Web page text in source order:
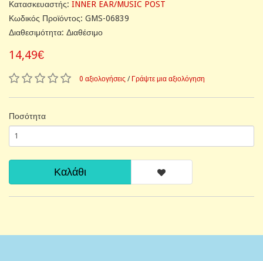
Κατασκευαστής: INNER EAR/MUSIC POST
Κωδικός Προϊόντος: GMS-06839
Διαθεσιμότητα: Διαθέσιμο
14,49€
0 αξιολογήσεις / Γράψτε μια αξιολόγηση
Ποσότητα
Καλάθι